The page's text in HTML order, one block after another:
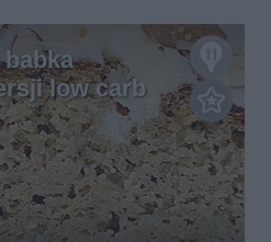
babka
low carb